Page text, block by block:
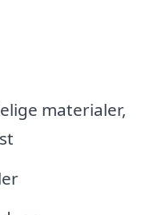
materialer,